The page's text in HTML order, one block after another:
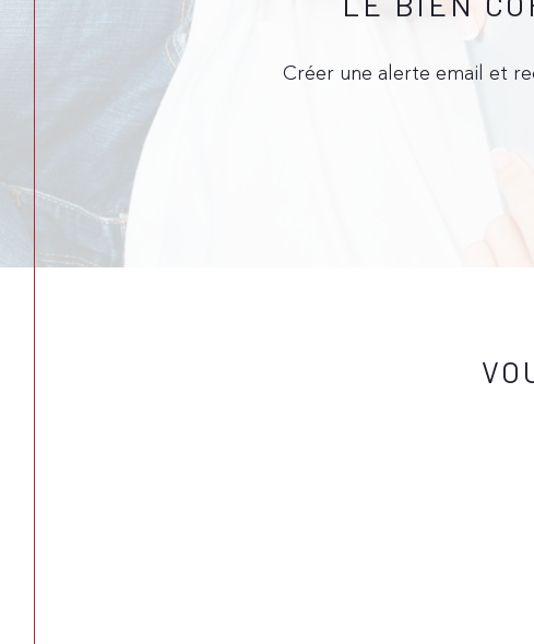
Créer une alerte email et